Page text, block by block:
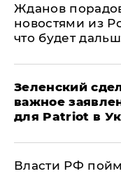
Жданов
новостями из
что будет
Зеленский
важное
для Patriot в
Власти РФ